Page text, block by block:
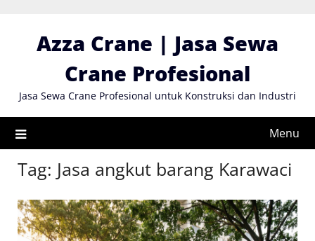
contentAzza Crane | Jasa Sewa
Crane Profesional
Jasa Sewa Crane Profesional untuk Konstruksi dan Industri
Menu
Tag: Jasa angkut barang Karawaci